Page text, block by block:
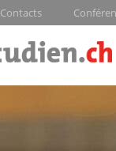
Contacts